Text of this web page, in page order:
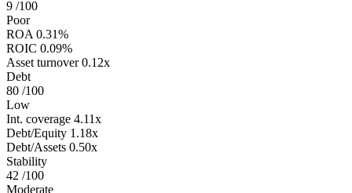
9 /100
Poor
ROA 0.31%
ROIC 0.09%
Asset turnover 0.12x
Debt
80 /100
Low
Int. coverage 4.11x
Debt/Equity 1.18x
Debt/Assets 0.50x
Stability
42 /100
Moderate